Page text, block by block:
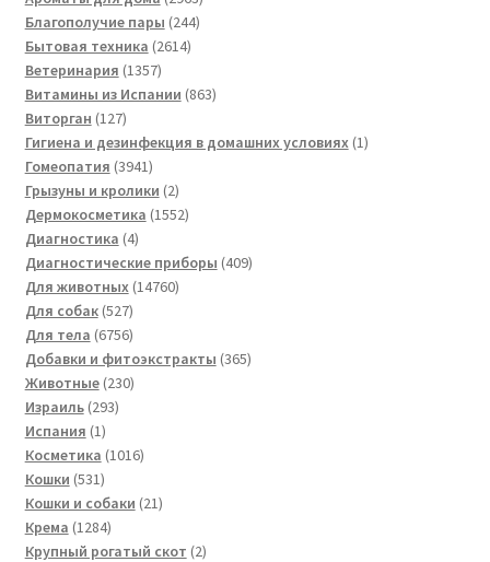
товара
Благополучие пары 244244
Бытовая техника 26142614
Ветеринария 13571357
товаров
Витамины из Испании 863863
Виторган 127127
товаров
Гигиена и дезинфекция в домашних условиях 11
Гомеопатия 39413941
товар
Грызуны и кролики 22
товара
Дермокосметика 15521552
Диагностика 44
товара
Диагностические приборы 409409
Для животных 1476014760
Для собак 527527
товаров
Для тела 67566756
товаров
Добавки и фитоэкстракты 365365
Животные 230230
Израиль 293293
Испания 11
товар
Косметика 10161016
Кошки 531531
товар
Кошки и собаки 2121
Крема 12841284
товара
Крупный рогатый скот 22